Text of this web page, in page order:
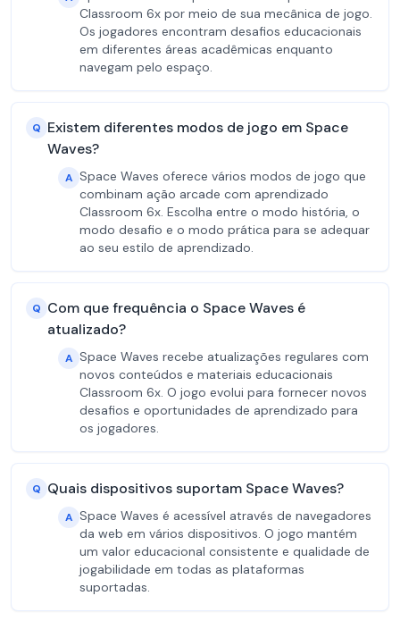
Classroom 6x por meio de sua mecânica de jogo.
Os jogadores encontram desafios educacionais
em diferentes áreas acadêmicas enquanto
navegam pelo espaço.
Q Existem diferentes modos de jogo em Space
Waves?
A Space Waves oferece vários modos de jogo que
combinam ação arcade com aprendizado
Classroom 6x. Escolha entre o modo história, o
modo desafio e o modo prática para se adequar
ao seu estilo de aprendizado.
Q Com que frequência o Space Waves é
atualizado?
A Space Waves recebe atualizações regulares com
novos conteúdos e materiais educacionais
Classroom 6x. O jogo evolui para fornecer novos
desafios e oportunidades de aprendizado para
os jogadores.
Q Quais dispositivos suportam Space Waves?
A Space Waves é acessível através de navegadores
da web em vários dispositivos. O jogo mantém
um valor educacional consistente e qualidade de
jogabilidade em todas as plataformas
suportadas.